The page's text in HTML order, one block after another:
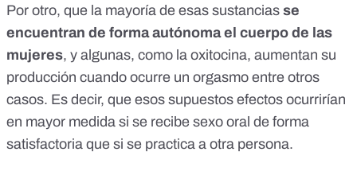
Por otro, que la mayoría de esas sustancias se
encuentran de forma autónoma el cuerpo de las
mujeres, y algunas, como la oxitocina, aumentan su
producción cuando ocurre un orgasmo entre otros
casos. Es decir, que esos supuestos efectos ocurrirían
en mayor medida si se recibe sexo oral de forma
satisfactoria que si se practica a otra persona.